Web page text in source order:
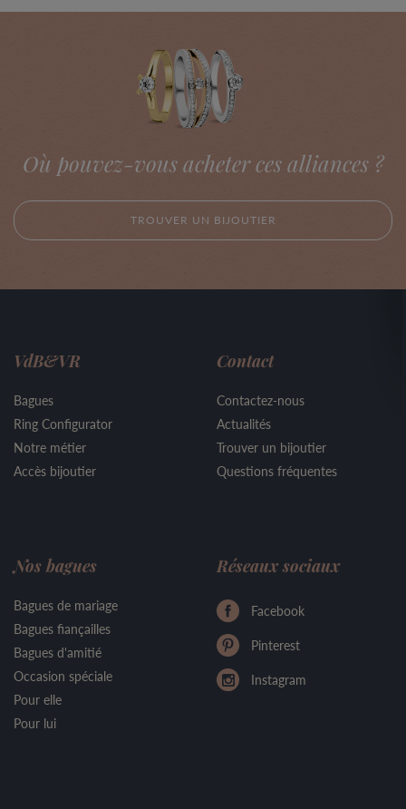
Où pouvez-vous acheter ces alliances ?
TROUVER UN BIJOUTIER
VdB&VR
Bagues
Ring Configurator
Notre métier
Accès bijoutier
Contact
Contactez-nous
Actualités
Trouver un bijoutier
Questions fréquentes
Nos bagues
Bagues de mariage
Bagues fiançailles
Bagues d'amitié
Occasion spéciale
Pour elle
Pour lui
Réseaux sociaux
Facebook
Pinterest
Instagram